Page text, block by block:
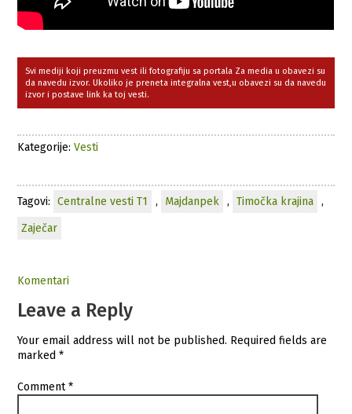
Svi mediji koji preuzmu vest ili fotografiju sa portala Za media u obavezi su
da navedu izvor. Ukoliko je preneta integralna vest,u obavezi su da navedu
izvor i postave link ka toj vesti.
Kategorije:Vesti
Tagovi: Centralne vesti T1 , Majdanpek , Timočka krajina
,
Zaječar
Komentari
Leave a Reply
Your email address will not be published. Required fields are
marked*
Comment*